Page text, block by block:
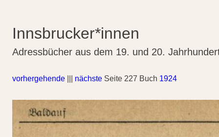
Innsbrucker*innen
Adressbücher aus dem 19. und 20.
vorhergehende nächste Seite 227 Buch 1924